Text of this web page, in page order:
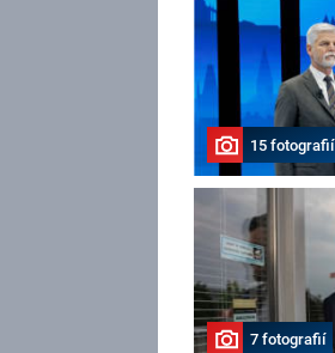
15 fotografií
7 fotografií